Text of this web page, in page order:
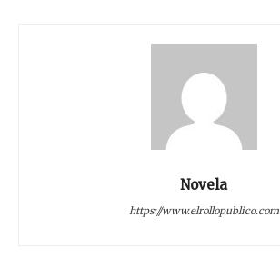
Novela
https://www.elrollopublico.com